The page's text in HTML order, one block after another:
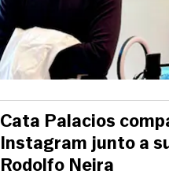
Cata Palacios
Instagram junto a
Rodolfo Neira